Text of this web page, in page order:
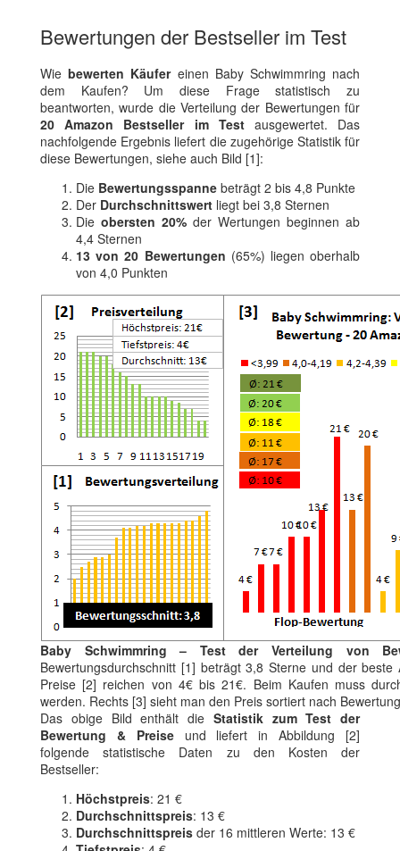
Bewertungen der Bestseller im Test
Wiebewerten Käufereinen Baby Schwimmring nach
dem Kaufen? Um diese Frage statistisch zu
beantworten, wurde die Verteilung der Bewertungen für
20 Amazon Bestseller im Testausgewertet. Das
nachfolgende Ergebnis liefert die zugehörige Statistik für
diese Bewertungen, siehe auch Bild [1]:
Die Bewertungsspanne beträgt 2 bis 4,8 Punkte
Der Durchschnittswert liegt bei 3,8 Sternen
Die obersten 20% der Wertungen beginnen ab
4,4 Sternen
13 von 20 Bewertungen (65%) liegen oberhalb
von 4,0 Punkten
Baby Schwimmring – Test der Verteilung von
Bewertungsdurchschnitt [1] beträgt 3,8 Sterne und der
Preise [2] reichen von 4€ bis 21€. Beim Kaufen muss
werden. Rechts [3] sieht man den Preis sortiert nach
Das obige Bild enthält die Statistik zum Test der
Bewertung & Preiseund liefert in Abbildung [2]
folgende statistische Daten zu den Kosten der
Bestseller:
Höchstpreis: 21 €
Durchschnittspreis: 13 €
Durchschnittspreis der 16 mittleren Werte: 13 €